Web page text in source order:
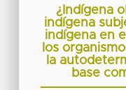
¿Indígena
indígena
indígena en
los
la
base